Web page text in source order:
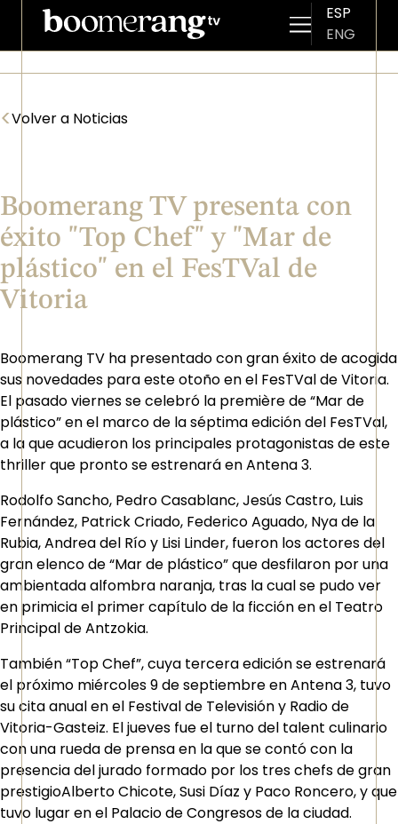
ESP
ENG
<Volver a Noticias
Boomerang TV presenta con
éxito "Top Chef" y "Mar de
plástico" en el FesTVal de
Vitoria
Boomerang TV ha presentado con gran éxito de acogida
sus novedades para este otoño en el FesTVal de Vitoria.
El pasado viernes se celebró la première de “Mar de
plástico” en el marco de la séptima edición del FesTVal,
a la que acudieron los principales protagonistas de este
thriller que pronto se estrenará en Antena 3.
Rodolfo Sancho, Pedro Casablanc, Jesús Castro, Luis
Fernández, Patrick Criado, Federico Aguado, Nya de la
Rubia, Andrea del Río y Lisi Linder, fueron los actores del
gran elenco de “Mar de plástico” que desfilaron por una
ambientada alfombra naranja, tras la cual se pudo ver
en primicia el primer capítulo de la ficción en el Teatro
Principal de Antzokia.
También “Top Chef”, cuya tercera edición se estrenará
el próximo miércoles 9 de septiembre en Antena 3, tuvo
su cita anual en el Festival de Televisión y Radio de
Vitoria-Gasteiz. El jueves fue el turno del talent culinario
con una rueda de prensa en la que se contó con la
presencia del jurado formado por los tres chefs de gran
prestigioAlberto Chicote, Susi Díaz y Paco Roncero, y que
tuvo lugar en el Palacio de Congresos de la ciudad.